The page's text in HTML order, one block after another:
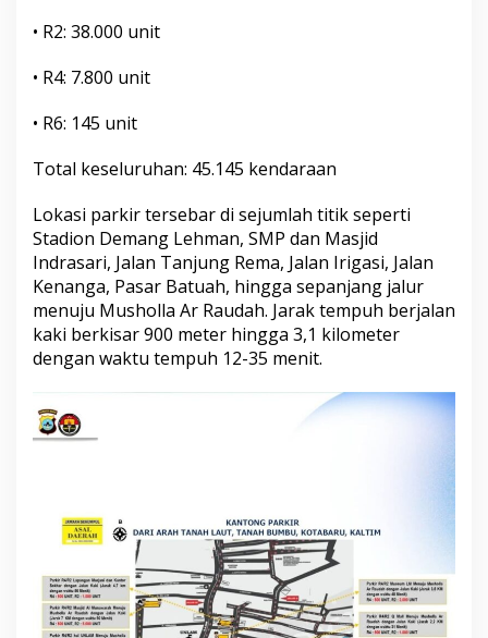
• R2: 38.000 unit
• R4: 7.800 unit
• R6: 145 unit
Total keseluruhan: 45.145 kendaraan
Lokasi parkir tersebar di sejumlah titik seperti
Stadion Demang Lehman, SMP dan Masjid
Indrasari, Jalan Tanjung Rema, Jalan Irigasi, Jalan
Kenanga, Pasar Batuah, hingga sepanjang jalur
menuju Musholla Ar Raudah. Jarak tempuh berjalan
kaki berkisar 900 meter hingga 3,1 kilometer
dengan waktu tempuh 12-35 menit.